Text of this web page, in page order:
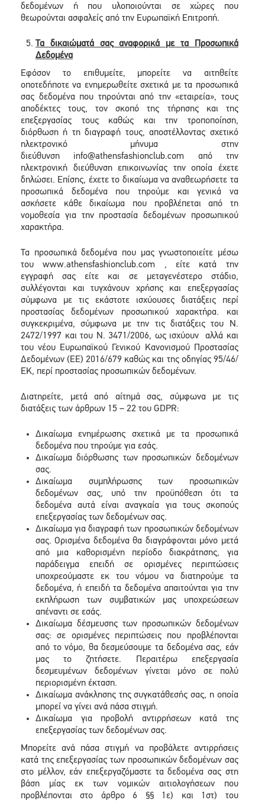
δεδομένων ή που υλοποιούνται σε χώρες που
θεωρούνται ασφαλείς από την Ευρωπαϊκή Επιτροπή.
Τα δικαιώματά σας αναφορικά με τα Προσωπικά
Δεδομένα
Εφόσον το επιθυμείτε, μπορείτε να αιτηθείτε
οποτεδήποτε να ενημερωθείτε σχετικά με τα προσωπικά
σας δεδομένα που τηρούνται από την «εταιρεία», τους
αποδέκτες τους, τον σκοπό της τήρησης και της
επεξεργασίας τους καθώς και την τροποποίηση,
διόρθωση ή τη διαγραφή τους, αποστέλλοντας σχετικό
ηλεκτρονικό μήνυμα στην
διεύθυνση info@athensfashionclub.com από την
ηλεκτρονική διεύθυνση επικοινωνίας την οποία έχετε
δηλώσει. Επίσης, έχετε το δικαίωμα να αναθεωρήσετε τα
προσωπικά δεδομένα που τηρούμε και γενικά να
ασκήσετε κάθε δικαίωμα που προβλέπεται από τη
νομοθεσία για την προστασία δεδομένων προσωπικού
χαρακτήρα.
Τα προσωπικά δεδομένα που μας γνωστοποιείτε μέσω
του www.athensfashionclub.com , είτε κατά την
εγγραφή σας είτε και σε μεταγενέστερο στάδιο,
συλλέγονται και τυγχάνουν χρήσης και επεξεργασίας
σύμφωνα με τις εκάστοτε ισχύουσες διατάξεις περί
προστασίας δεδομένων προσωπικού χαρακτήρα. και
συγκεκριμένα, σύμφωνα με την τις διατάξεις του Ν.
2472/1997 και του Ν. 3471/2006, ως ισχύουν αλλά και
του νέου Ευρωπαϊκού Γενικού Κανονισμού Προστασίας
Δεδομένων (ΕΕ) 2016/679 καθώς και της οδηγίας 95/46/
ΕΚ, περί προστασίας προσωπικών δεδομένων.
Διατηρείτε, μετά από αίτημά σας, σύμφωνα με τις
διατάξεις των άρθρων 15 – 22 του GDPR:
Δικαίωμα ενημέρωσης σχετικά με τα προσωπικά
δεδομένα που τηρούμε για εσάς.
Δικαίωμα διόρθωσης των προσωπικών δεδομένων
σας.
Δικαίωμα συμπλήρωσης των προσωπικών
δεδομένων σας, υπό την προϋπόθεση ότι τα
δεδομένα αυτά είναι αναγκαία για τους σκοπούς
επεξεργασίας των δεδομένων σας.
Δικαίωμα για διαγραφή των προσωπικών δεδομένων
σας. Ορισμένα δεδομένα θα διαγράφονται μόνο μετά
από μια καθορισμένη περίοδο διακράτησης, για
παράδειγμα επειδή σε ορισμένες περιπτώσεις
υποχρεούμαστε εκ του νόμου να διατηρούμε τα
δεδομένα, ή επειδή τα δεδομένα απαιτούνται για την
εκπλήρωση των συμβατικών μας υποχρεώσεων
απέναντι σε εσάς.
Δικαίωμα δέσμευσης των προσωπικών δεδομένων
σας: σε ορισμένες περιπτώσεις που προβλέπονται
από το νόμο, θα δεσμεύσουμε τα δεδομένα σας, εάν
μας το ζητήσετε. Περαιτέρω επεξεργασία
δεσμευμένων δεδομένων γίνεται μόνο σε πολύ
περιορισμένη έκταση.
Δικαίωμα ανάκλησης της συγκατάθεσής σας, η οποία
μπορεί να γίνει ανά πάσα στιγμή.
Δικαίωμα για προβολή αντιρρήσεων κατά της
επεξεργασίας των δεδομένων σας.
Μπορείτε ανά πάσα στιγμή να προβάλετε αντιρρήσεις
κατά της επεξεργασίας των προσωπικών δεδομένων σας
στο μέλλον, εάν επεξεργαζόμαστε τα δεδομένα σας στη
βάση μίας εκ των νομικών αιτιολογήσεων που
προβλέπονται στο άρθρο 6 §§ 1ε) και 1στ) του